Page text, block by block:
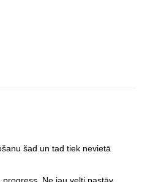
šad un tad tiek nevietā